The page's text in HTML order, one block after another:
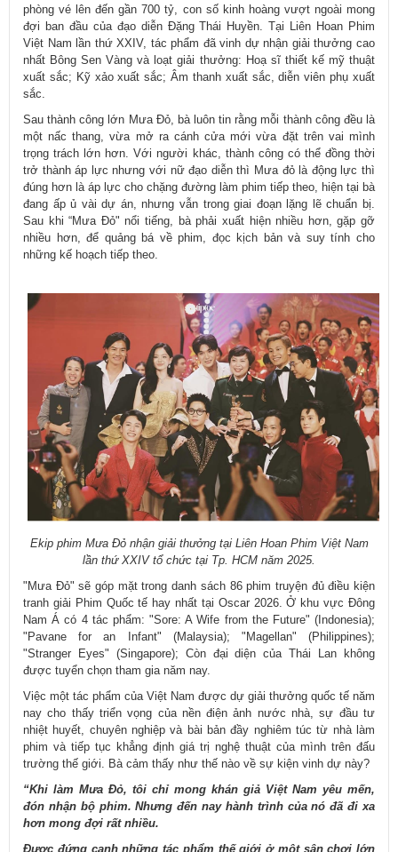
phòng vé lên đến gần 700 tỷ, con số kinh hoàng vượt ngoài mong
đợi ban đầu của đạo diễn Đặng Thái Huyền. Tại Liên Hoan Phim
Việt Nam lần thứ XXIV, tác phẩm đã vinh dự nhận giải thưởng cao
nhất Bông Sen Vàng và loạt giải thưởng: Hoạ sĩ thiết kế mỹ thuật
xuất sắc; Kỹ xảo xuất sắc; Âm thanh xuất sắc, diễn viên phụ xuất
sắc.
Sau thành công lớn Mưa Đỏ, bà luôn tin rằng mỗi thành công đều là
một nấc thang, vừa mở ra cánh cửa mới vừa đặt trên vai mình
trọng trách lớn hơn. Với người khác, thành công có thể đồng thời
trở thành áp lực nhưng với nữ đạo diễn thì Mưa đỏ là động lực thì
đúng hơn là áp lực cho chặng đường làm phim tiếp theo, hiện tại bà
đang ấp ủ vài dự án, nhưng vẫn trong giai đoạn lặng lẽ chuẩn bị.
Sau khi “Mưa Đỏ" nổi tiếng, bà phải xuất hiện nhiều hơn, gặp gỡ
nhiều hơn, để quảng bá về phim, đọc kịch bản và suy tính cho
những kế hoạch tiếp theo.
Ekip phim Mưa Đỏ nhận giải thưởng tại Liên Hoan Phim Việt Nam
lần thứ XXIV tổ chức tại Tp. HCM năm 2025.
"Mưa Đỏ" sẽ góp mặt trong danh sách 86 phim truyện đủ điều kiện
tranh giải Phim Quốc tế hay nhất tại Oscar 2026. Ở khu vực Đông
Nam Á có 4 tác phẩm: "Sore: A Wife from the Future" (Indonesia);
"Pavane for an Infant" (Malaysia); "Magellan" (Philippines);
"Stranger Eyes" (Singapore); Còn đại diện của Thái Lan không
được tuyển chọn tham gia năm nay.
Việc một tác phẩm của Việt Nam được dự giải thưởng quốc tế năm
nay cho thấy triển vọng của nền điện ảnh nước nhà, sự đầu tư
nhiệt huyết, chuyên nghiệp và bài bản đầy nghiêm túc từ nhà làm
phim và tiếp tục khẳng định giá trị nghệ thuật của mình trên đấu
trường thế giới. Bà cảm thấy như thế nào về sự kiện vinh dự này?
“Khi làm Mưa Đỏ, tôi chỉ mong khán giả Việt Nam yêu mến,
đón nhận bộ phim. Nhưng đến nay hành trình của nó đã đi xa
hơn mong đợi rất nhiều.
Được đứng cạnh những tác phẩm thế giới ở một sân chơi lớn